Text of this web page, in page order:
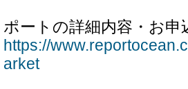
ポートの詳細内容・お申
https://
arket